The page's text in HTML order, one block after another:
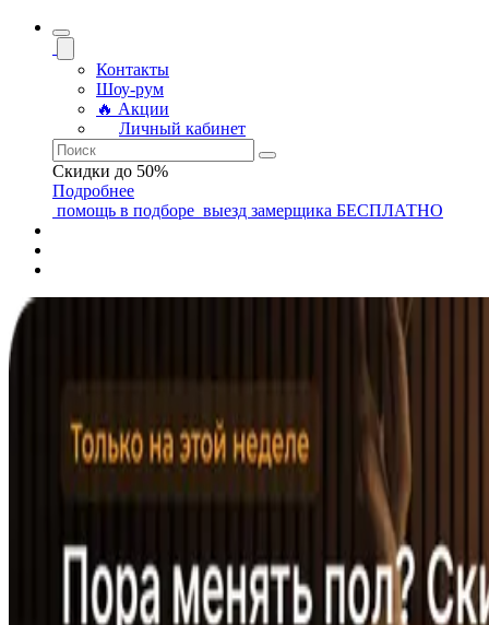
Контакты
Шоу-рум
🔥 Акции
Личный кабинет
Скидки до 50%
Подробнее
помощь в подборе выезд замерщика БЕСПЛАТНО